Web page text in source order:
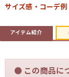
60年代
サイズ感・コーデ
アイテム紹介
● この商品に